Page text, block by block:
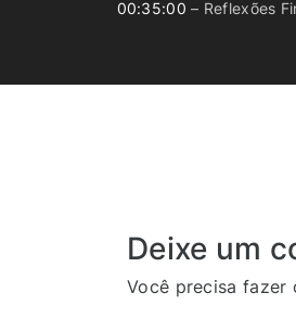
00:35:00 – Reflexões
Deixe um
Você precisa fazer